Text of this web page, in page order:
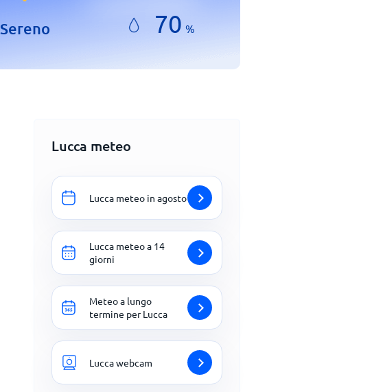
Sereno 70 %
Lucca meteo
Lucca meteo in agosto
Lucca meteo a 14
giorni
Meteo a lungo
termine per Lucca
Lucca webcam